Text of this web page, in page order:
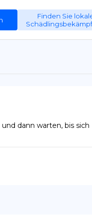
Finden Sie
dann warten, bis